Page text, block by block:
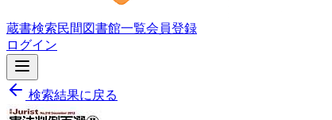
蔵書検索民間図書館一覧会員登録
ログイン
検索結果に戻る